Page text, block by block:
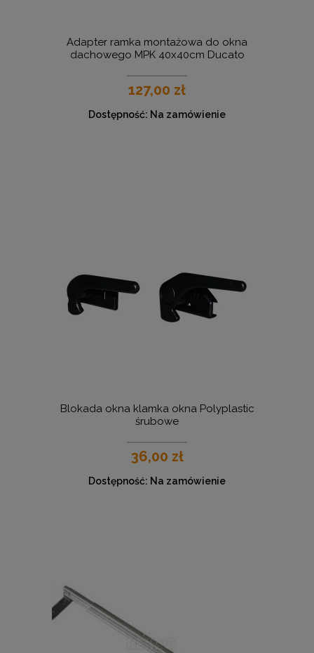
Adapter ramka montażowa do okna
dachowego MPK 40x40cm Ducato
127,00 zł
Dostępność: Na zamówienie
Blokada okna klamka okna Polyplastic
śrubowe
36,00 zł
Dostępność: Na zamówienie